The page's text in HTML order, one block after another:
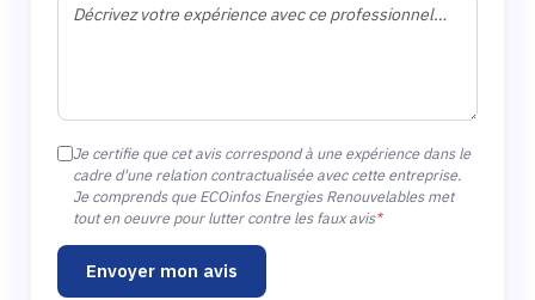
Je certifie que cet avis correspond à une expérience dans le
cadre d'une relation contractualisée avec cette entreprise.
Je comprends que ECOinfos Energies Renouvelables met
tout en oeuvre pour lutter contre les faux avis*
Envoyer mon avis